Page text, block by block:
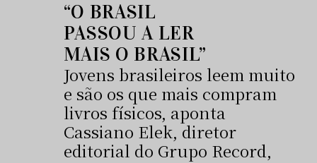
“O BRASIL
PASSOU A LER
MAIS O BRASIL”
Jovens brasileiros leem muito
e são os que mais compram
livros físicos, aponta
Cassiano Elek, diretor
editorial do Grupo Record,